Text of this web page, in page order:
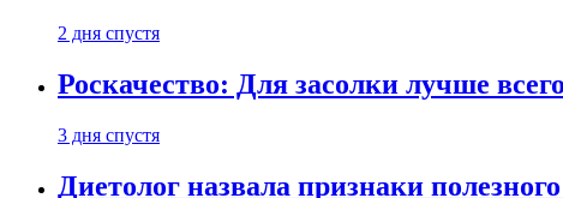
2 дня спустя
Роскачество: Для засолки лучше
3 дня спустя
Диетолог назвала признаки